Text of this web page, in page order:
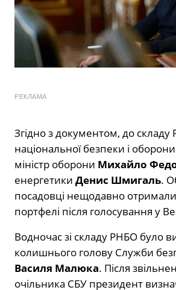
РЕКЛАМА
Згідно з документом, до складу
національної безпеки і
міністр оборони Михайло
енергетики Денис Шмигаль.
посадовці нещодавно отримали
портфелі після голосування у
Водночас зі складу РНБО було
колишнього голову Служби
Василя Малюка. Після
очільника СБУ президент